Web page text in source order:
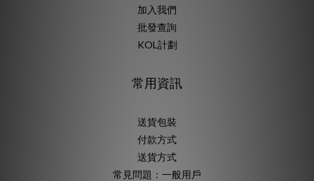
加入我們
批發查詢
KOL計劃
常用資訊
送貨包裝
付款方式
送貨方式
常見問題：一般用戶